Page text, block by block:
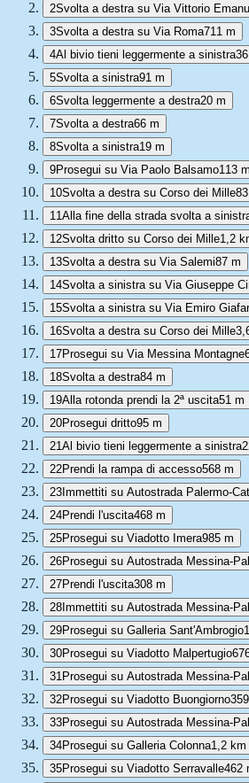
2Svolta a destra su Via Vittorio
3Svolta a destra su Via Roma711 m
4Al bivio tieni leggermente a sinistra
5Svolta a sinistra91 m
6Svolta leggermente a destra20 m
7Svolta a destra66 m
8Svolta a sinistra19 m
9Prosegui su Via Paolo Balsamo113 m
10Svolta a destra su Corso dei Mille
11Alla fine della strada svolta a
12Svolta dritto su Corso dei Mille1,2
13Svolta a destra su Via Salemi87 m
14Svolta a sinistra su Via Giuseppe
15Svolta a sinistra su Via Emiro Giafar
16Svolta a destra su Corso dei Mille
17Prosegui su Via Messina Montagne
18Svolta a destra84 m
19Alla rotonda prendi la 2ª uscita51 m
20Prosegui dritto95 m
21Al bivio tieni leggermente a sinistra
22Prendi la rampa di accesso568 m
23Immettiti su Autostrada Palermo-
24Prendi l'uscita468 m
25Prosegui su Viadotto Imera985 m
26Prosegui su Autostrada Messina-
27Prendi l'uscita308 m
28Immettiti su Autostrada Messina-
29Prosegui su Galleria Sant'Ambrogio
30Prosegui su Viadotto Malpertugio
31 Prosegui su Autostrada Messina-
32Prosegui su Viadotto Buongiorno
33Prosegui su Autostrada Messina-
34Prosegui su Galleria Colonna1,2 km
35Prosegui su Viadotto Serravalle462